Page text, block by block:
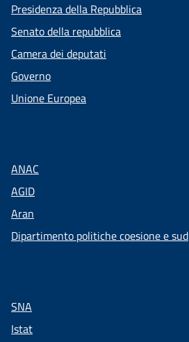
Presidenza della Repubblica
Senato della repubblica
Camera dei deputati
Governo
Unione Europea
ANAC
AGID
Aran
Dipartimento politiche coesione e sud
SNA
Istat